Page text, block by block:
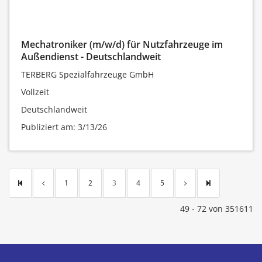
Mechatroniker (m/w/d) für Nutzfahrzeuge im
Außendienst - Deutschlandweit
TERBERG Spezialfahrzeuge GmbH
Vollzeit
Deutschlandweit
Publiziert am: 3/13/26
1 2 3 4 5
49 - 72 von 351611